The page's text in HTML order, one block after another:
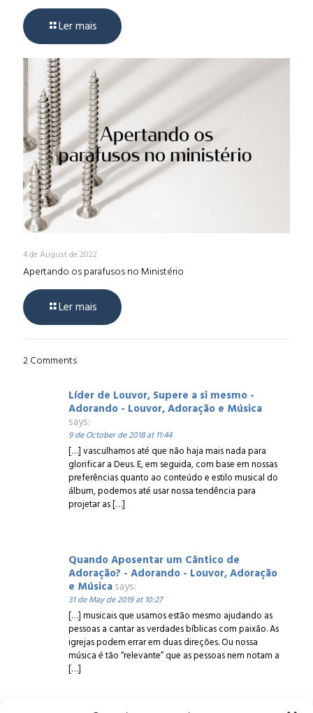
Ler mais
4 de August de 2022
Apertando os parafusos no Ministério
Ler mais
2 Comments
Líder de Louvor, Supere a si mesmo -
Adorando - Louvor, Adoração e Música
says:
9 de October de 2018 at 11:44
[…] vasculhamos até que não haja mais nada para
glorificar a Deus. E, em seguida, com base em nossas
preferências quanto ao conteúdo e estilo musical do
álbum, podemos até usar nossa tendência para
projetar as […]
Quando Aposentar um Cântico de
Adoração? - Adorando - Louvor, Adoração
e Músicasays:
31 de May de 2019 at 10:27
[…] musicais que usamos estão mesmo ajudando as
pessoas a cantar as verdades bíblicas com paixão. As
igrejas podem errar em duas direções. Ou nossa
música é tão “relevante” que as pessoas nem notam a
[…]